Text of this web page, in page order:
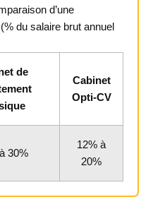
d’une
du salaire brut annuel
de
Cabinet
Opti-CV
30%
12% à
20%